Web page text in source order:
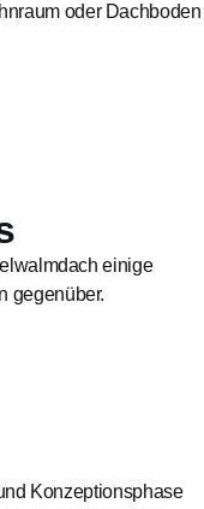
oder Dachboden
einige
gegenüber.
Konzeptionsphase